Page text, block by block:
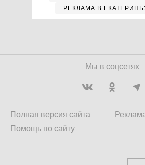
РЕКЛАМА В
Мы в соцсетях
Полная версия сайта
Помощь по сайту